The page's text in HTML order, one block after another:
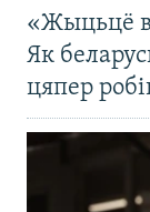
«Жыцьцё
Як
цяпер